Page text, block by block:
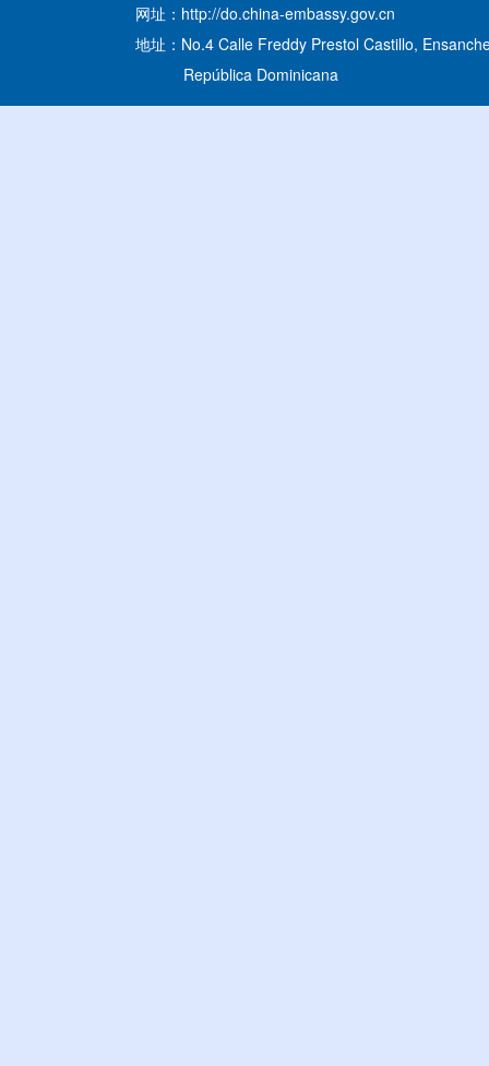
网址：http://do.china-embassy.gov.cn
地址：No.4 Calle Freddy Prestol Castillo,
República Dominicana